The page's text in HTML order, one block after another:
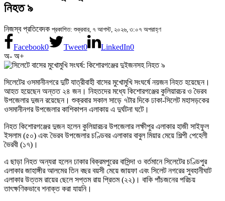
নিহত ৯
নিজস্ব প্রতিবেদক প্রকাশিত: শুক্রবার, ৭ আগস্ট, ২০২৬, ৩:০৭ অপরাহ্ণ
Facebook0 Tweet0 LinkedIn0
অ- অ+
সিলেটের ওসমানীনগরে দুটি যাত্রীবাহী বাসের মুখোমুখি সংঘর্ষে নয়জন নিহত হয়েছেন।
আহত হয়েছেন অন্তত ২৪ জন। নিহতদের মধ্যে কিশোরগঞ্জের কুলিয়ারচর ও ভৈরব
উপজেলার দুজন রয়েছেন। শুক্রবার সকাল সাড়ে ৭টার দিকে ঢাকা-সিলেট মহাসড়কের
ওসমানীনগর উপজেলার কাশিকাপন এলাকায় এ দুর্ঘটনা ঘটে।
নিহত কিশোরগঞ্জের দুজন হলেন কুলিয়ারচর উপজেলার লক্ষীপুর এলাকার হাজী সাইফুল
ইসলাম (৫০) এবং ভৈরব উপজেলার চণ্ডিবর এলাকার বাবুল মিয়ার মেয়ে শিল্পী পেহেলী
ভৈরবী (১৭)।
এ ছাড়া নিহত অন্যরা হলেন ঢাকার বিক্রমপুরের বাসিন্দা ও বর্তমানে সিলেটের চণ্ডিপুর
এলাকার জাহাঙ্গীর আলমের তিন বছর বয়সী মেয়ে জায়ফা এবং সিলেট নগরের সুবহানীঘাট
এলাকার উত্তম রায়ের ছেলে সপ্তম রায় প্রিতম (২২)। বাকি পাঁচজনের পরিচয়
তাৎক্ষণিকভাবে শনাক্ত করা যায়নি।